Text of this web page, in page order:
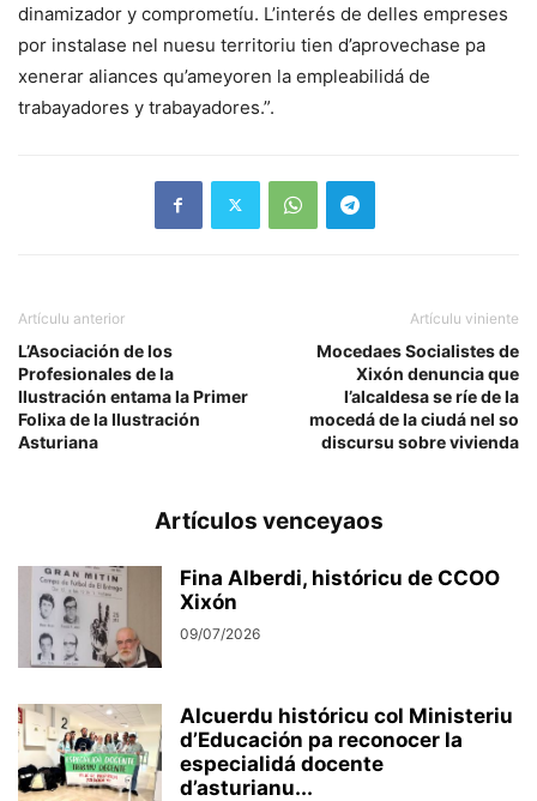
dinamizador y comprometíu. L’interés de delles empreses
por instalase nel nuesu territoriu tien d’aprovechase pa
xenerar aliances qu’ameyoren la empleabilidá de
trabayadores y trabayadores.”.
Artículu anterior
L’Asociación de los
Profesionales de la
Ilustración entama la Primer
Folixa de la Ilustración
Asturiana
Artículu viniente
Mocedaes Socialistes de
Xixón denuncia que
l’alcaldesa se ríe de la
mocedá de la ciudá nel so
discursu sobre vivienda
Artículos venceyaos
Fina Alberdi, históricu de CCOO
Xixón
09/07/2026
Alcuerdu históricu col Ministeriu
d’Educación pa reconocer la
especialidá docente
d’asturianu...